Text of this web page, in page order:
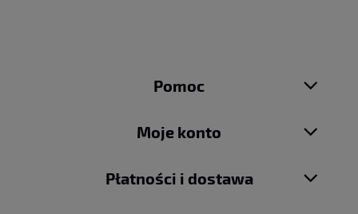
Pomoc
Moje konto
Płatności i dostawa